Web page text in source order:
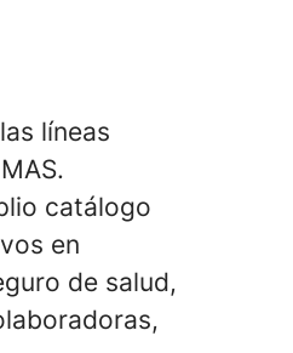
líneas
catálogo
en
de salud,